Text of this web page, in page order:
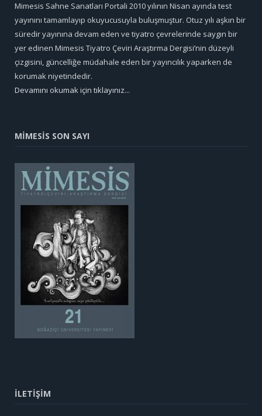
Mimesis Sahne Sanatları Portali 2010 yılının Nisan ayında test
yayınını tamamlayıp okuyucusuyla buluşmuştur. Otuz yılı aşkın bir
süredir yayınına devam eden ve tiyatro çevrelerinde saygın bir
yer edinen Mimesis Tiyatro Çeviri Araştırma Dergisi’nin düzeyli
çizgisini, güncelliğe müdahale eden bir yayıncılık yaparken de
korumak niyetindedir.
Devamını okumak için tıklayınız...
MİMESİS SON SAYI
İLETİŞİM